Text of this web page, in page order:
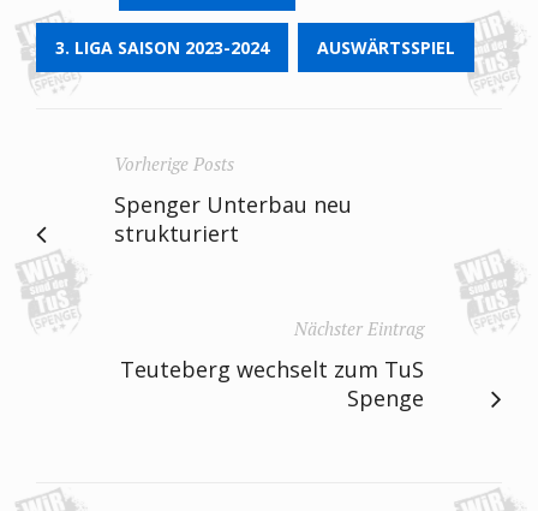
3. LIGA SAISON 2023-2024 AUSWÄRTSSPIEL
Vorherige Posts
Spenger Unterbau neu
strukturiert
Nächster Eintrag
Teuteberg wechselt zum TuS
Spenge